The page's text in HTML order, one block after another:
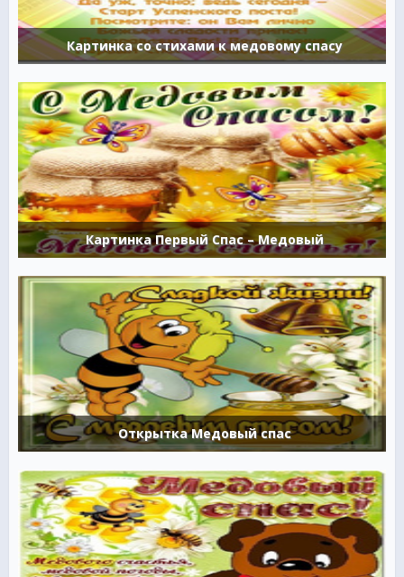
Картинка со стихами к медовому спасу
Картинка Первый Спас – Медовый
Открытка Медовый спас